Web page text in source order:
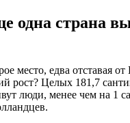
одна страна
место, едва отставая
рост? Целых 181,7
люди, менее чем на 1